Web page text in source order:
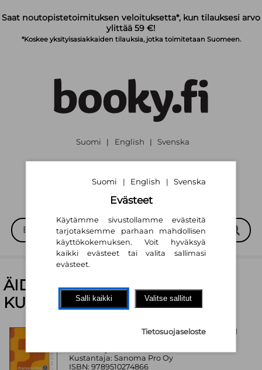
Saat noutopistetoimituksen veloituksetta*, kun tilauksesi arvo
ylittää 59 €!
*Koskee yksityisasiakkaiden tilauksia, jotka toimitetaan Suomeen.
Suomi | English | Svenska
ÄIDINKIELI JA KIRJALLISUUS
KURSSIVIHKO 1
ÄIDINKIELI JA KIRJALLISUUS KURSSIVIHKO 1
Kustantaja: Sanoma Pro Oy
ISBN: 9789510274866
Suomi | English | Svenska
Evästeet
Käytämme sivustollamme evästeitä
tarjotaksemme parhaan mahdollisen
käyttökokemuksen. Voit hyväksyä
kaikki evästeet tai valita sallimasi
evästeet.
Salli kaikki Valitse sallitut
Tietosuojaseloste